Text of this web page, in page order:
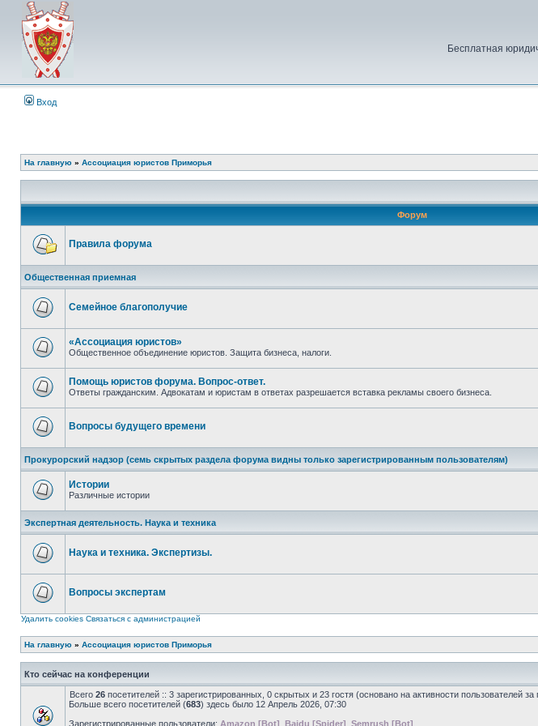
Бесплатная
Вход
На главную » Ассоциация юристов Приморья
Форум
непрочитанных
сообщений
Правила форума
Общественная приемная
непрочитанных
сообщений
Семейное благополучие
непрочитанных
сообщений
«Ассоциация юристов»
Общественное объединение юристов. Защита бизнеса, налоги.
непрочитанных
Помощь юристов форума. Вопрос-ответ.
Ответы гражданским. Адвокатам и юристам в ответах разрешается вставка рекламы своего бизнеса.
непрочитанных
сообщений
Вопросы будущего времени
Прокурорский надзор (семь скрытых раздела форума видны только зарегистрированным пользователям)
непрочитанных
сообщений
Истории
Различные истории
Экспертная деятельность. Наука и техника
непрочитанных
Наука и техника. Экспертизы.
непрочитанных
Вопросы экспертам
Удалить cookies Связаться с администрацией
На главную » Ассоциация юристов Приморья
Кто сейчас на конференции
Всего 26 посетителей :: 3 зарегистрированных, 0 скрытых и 23 гостя (основано на активности пользователей
Больше всего посетителей (683) здесь было 12 Апрель 2026, 07:30
Зарегистрированные пользователи: Amazon [Bot] Baidu [Spider] Semrush [Bot]